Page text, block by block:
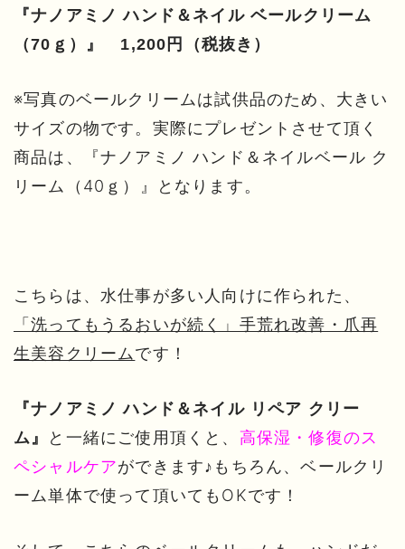
『ナノアミノ ハンド＆ネイル ベールクリーム
（70ｇ）』 1,200円（税抜き）
※写真のベールクリームは試供品のため、大きい
サイズの物です。実際にプレゼントさせて頂く
商品は、『ナノアミノ ハンド＆ネイルベール ク
リーム（40ｇ）』となります。
こちらは、水仕事が多い人向けに作られた、
「洗ってもうるおいが続く」手荒れ改善・爪再
生美容クリームです！
『ナノアミノ ハンド＆ネイル リペア クリー
ム』
と一緒にご使用頂くと、 高保湿・修復のス
ペシャルケアができます♪もちろん、ベールクリ
ーム単体で使って頂いてもOKです！